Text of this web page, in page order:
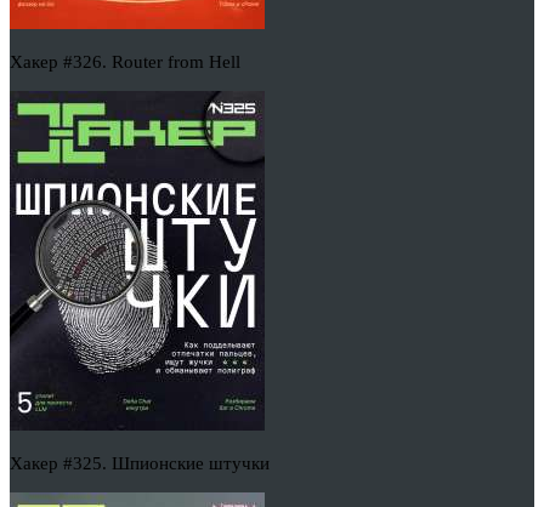
Хакер #326. Router from Hell
Хакер #325. Шпионские штучки